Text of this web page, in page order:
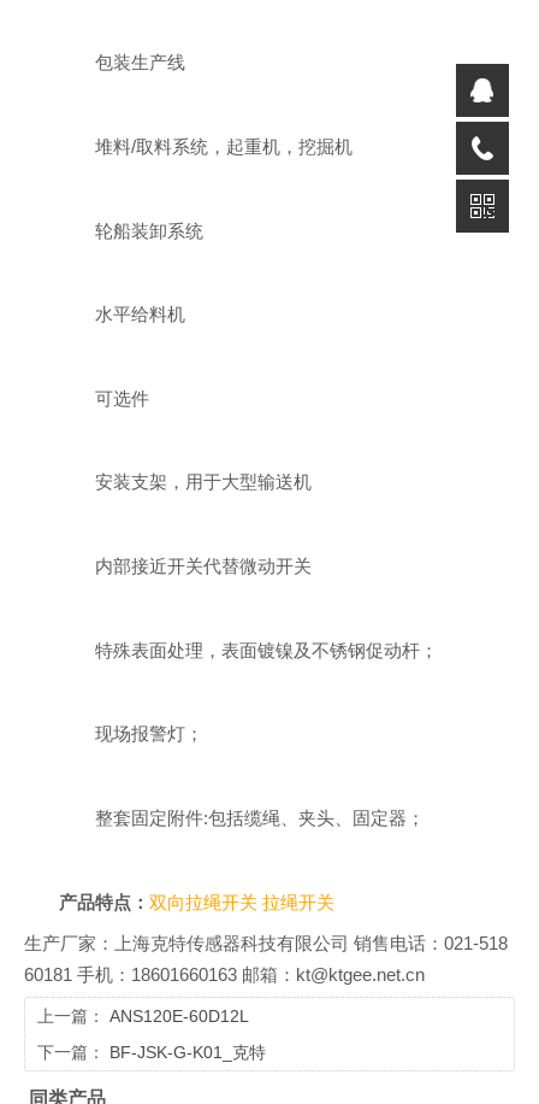
包装生产线
堆料/取料系统，起重机，挖掘机
轮船装卸系统
水平给料机
可选件
安装支架，用于大型输送机
内部接近开关代替微动开关
特殊表面处理，表面镀镍及不锈钢促动杆；
现场报警灯；
整套固定附件:包括缆绳、夹头、固定器；
产品特点：双向拉绳开关拉绳开关
生产厂家：上海克特传感器科技有限公司 销售电话：021-518
60181 手机：18601660163 邮箱：kt@ktgee.net.cn
上一篇： ANS120E-60D12L
下一篇： BF-JSK-G-K01_克特
同类产品